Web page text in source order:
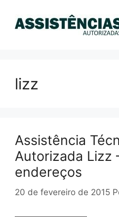
lizz
Assistência
Autorizada Lizz
endereços
20 de fevereiro de 2015